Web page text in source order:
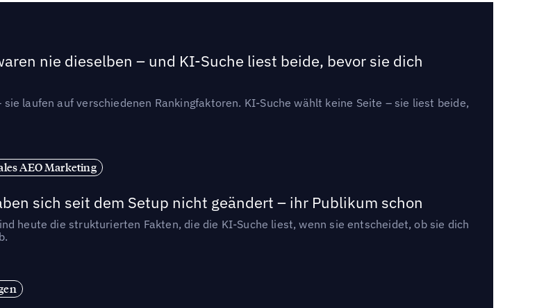
nie dieselben – und KI-Suche liest beide, bevor sie dich
laufen auf verschiedenen Rankingfaktoren. KI-Suche wählt keine Seite – sie liest beide,
AEO Marketing
sich seit dem Setup nicht geändert – ihr Publikum schon
heute die strukturierten Fakten, die die KI-Suche liest, wenn sie entscheidet, ob sie dich